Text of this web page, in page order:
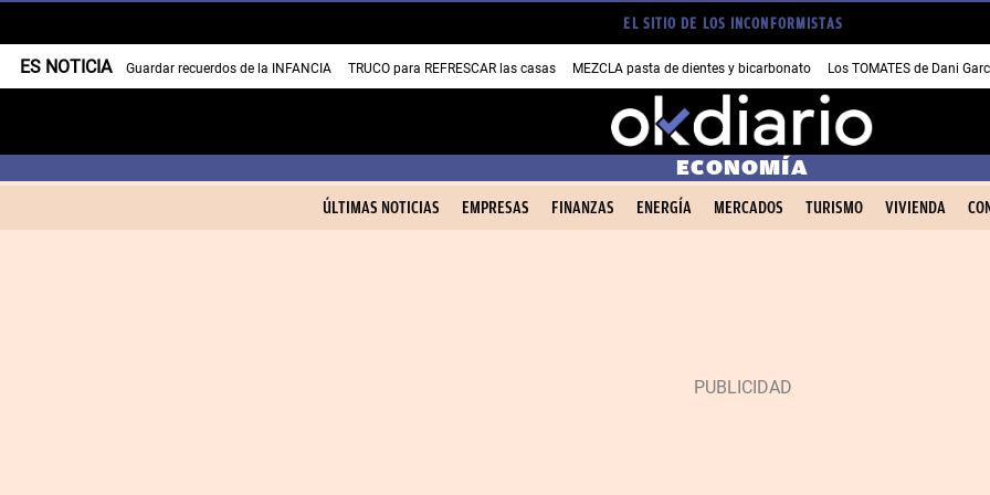
EL SITIO DE LOS INCONFORMISTAS
ES NOTICIA Guardar recuerdos de la INFANCIA TRUCO para REFRESCAR las casas MEZCLA pasta de dientes y bicarbonato Los TOMATES de Dani
ECONOMÍA
ÚLTIMAS NOTICIAS EMPRESAS FINANZAS ENERGÍA MERCADOS TURISMO VIVIENDA